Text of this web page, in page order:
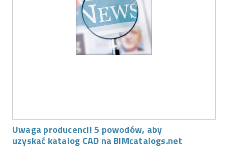
Uwaga producenci! 5 powodów, aby
uzyskać katalog CAD na BIMcatalogs.net